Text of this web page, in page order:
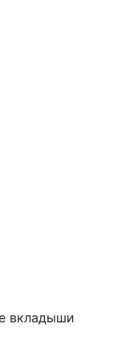
вкладыши